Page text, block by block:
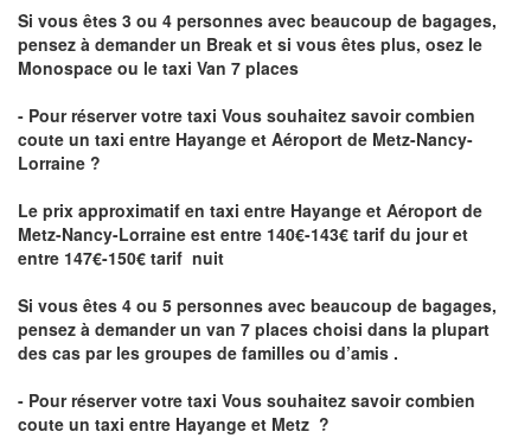
Si vous êtes 3 ou 4 personnes avec beaucoup de bagages,
pensez à demander un Break et si vous êtes plus, osez le
Monospace ou le taxi Van 7 places
- Pour réserver votre taxi Vous souhaitez savoircombien
coute un taxi entre Hayange et Aéroport de Metz-Nancy-
Lorraine ?
Le prix approximatif en taxi entre Hayange et Aéroport de
Metz-Nancy-Lorraine est entre 140€-143€ tarif du jour et
entre 147€-150€ tarif nuit
Si vous êtes 4 ou 5 personnes avec beaucoup de bagages,
pensez à demander un van 7 places choisi dans la plupart
des cas par les groupes de familles ou d’amis .
- Pour réserver votre taxi Vous souhaitez savoircombien
coute un taxi entre Hayange et Metz ?